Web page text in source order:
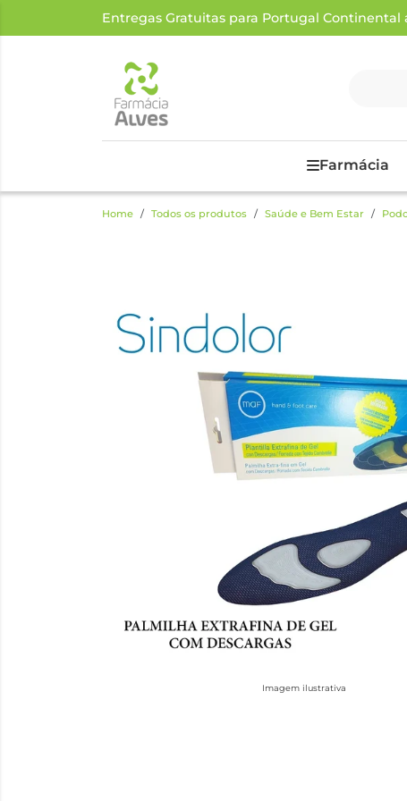
Entregas Gratuitas para Portugal
Farmácia
Home Todos os produtos Saúde e Bem Estar
Imagem ilustrativa